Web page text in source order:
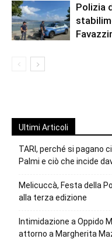
Polizia
Ultimi Articoli
TARI, perché si pagano
Palmi e ciò che incide
Melicuccà, Festa della
alla terza edizione
Intimidazione a Oppido
attorno a Margherita